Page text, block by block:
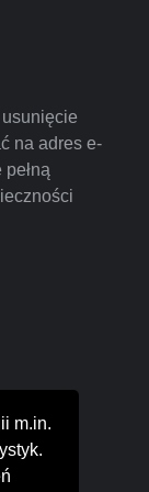
m.in.
na adres e-